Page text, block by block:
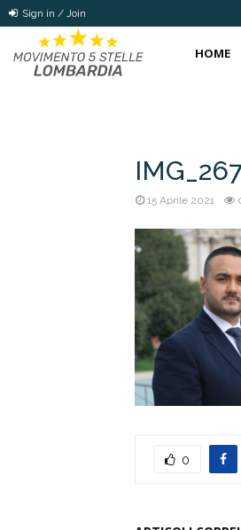
Sign in / Join
HOME
15 Aprile 2021
0